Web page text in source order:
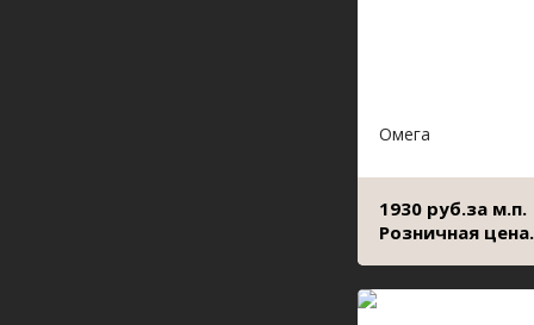
Омега
1930 руб.за м.п.
Розничная цена.